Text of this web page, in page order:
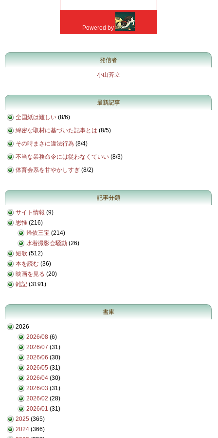
発信者
小山芳立
最新記事
全国紙は難しい (8/6)
綿密な取材に基づいた記事とは (8/5)
その時まさに違法行為 (8/4)
不当な業務命令には従わなくていい (8/3)
体育会系を甘やかしすぎ (8/2)
記事分類
サイト情報 (9)
思惟 (216)
帰依三宝 (214)
水着撮影会騒動 (26)
短歌 (512)
本を読む (36)
映画を見る (20)
雑記 (3191)
書庫
2026
2026/08 (6)
2026/07 (31)
2026/06 (30)
2026/05 (31)
2026/04 (30)
2026/03 (31)
2026/02 (28)
2026/01 (31)
2025 (365)
2024 (366)